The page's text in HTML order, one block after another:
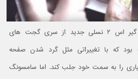
ساعت هوشمند سامسونگ گیر اس ۲ نسلی جدید از سری گجت های
بود که با تغییراتی مثل گرد شدن صفحه
را به سمت خود جلب کند. اما سامسونگ